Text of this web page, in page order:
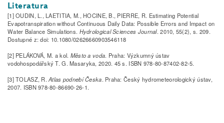
Literatura
[1] OUDIN, L., LAETITIA, M., HOCINE, B., PIERRE, R. Estimating Potential
Evapotranspiration without Continuous Daily Data: Possible Errors and Impact on
Water Balance Simulations. Hydrological Sciences Journal. 2010, 55(2), s. 209.
Dostupné z: doi: 10.1080/02626660903546118
[2] PELÁKOVÁ, M. a kol. Město a voda. Praha: Výzkumný ústav
vodohospodářský T. G. Masaryka, 2020. 45 s. ISBN 978-80-87402-82-5.
[3] TOLASZ, R.Atlas podnebí Česka. Praha: Český hydrometeorologický ústav,
2007. ISBN 978-80-86690-26-1.